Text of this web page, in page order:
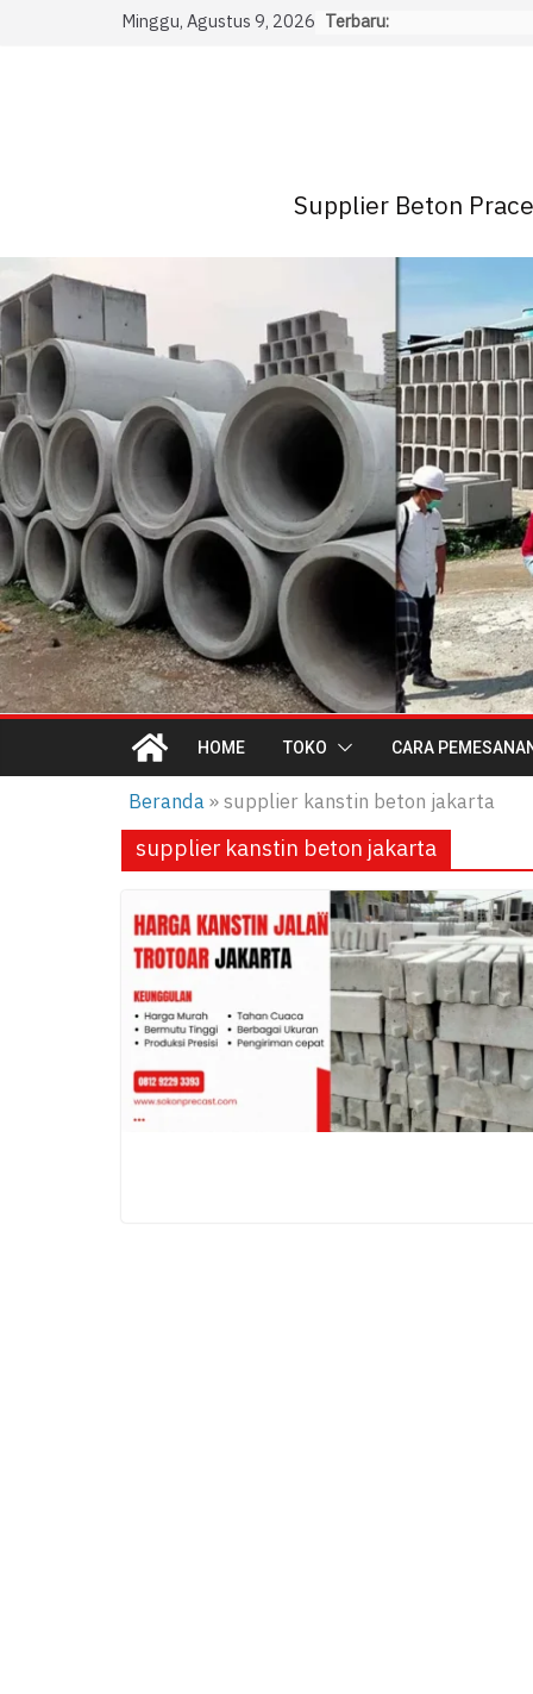
Minggu, Agustus 9, 2026 Terbaru:
Supplier Beton
HOME TOKO CARA
Beranda»supplier kanstin beton jakarta
supplier kanstin beton jakarta